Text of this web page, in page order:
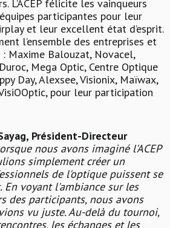
L’ACEP félicite les vainqueurs
participantes pour leur
et leur excellent état d’esprit.
l’ensemble des entreprises et
Maxime Balouzat, Novacel,
Mega Optic, Centre Optique
Day, Alexsee, Visionix, Maïwax,
pour leur participation
Président-Directeur
nous avons imaginé l'ACEP
simplement créer un
de l'optique puissent se
voyant l'ambiance sur les
des participants, nous avons
vu juste. Au-delà du tournoi,
les échanges et les